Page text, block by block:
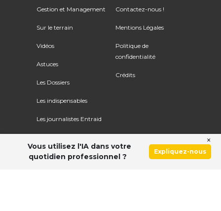
Gestion et Management
Sur le terrain
Vidéos
Astuces
Les Dossiers
Les indispensables
Les journalistes Entraid
Contactez-nous !
Mentions Légales
Politique de
confidentialité
Crédits
Vous utilisez l'IA dans votre
quotidien professionnel ?
Expliquez-nous
×